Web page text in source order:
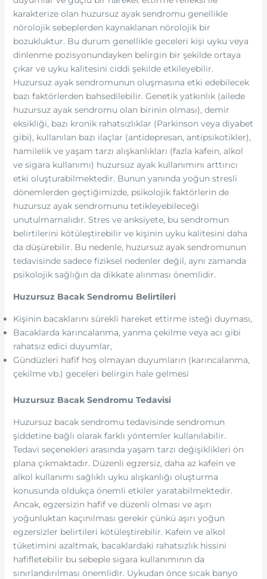
karakterize olan huzursuz ayak sendromu genellikle
nörolojik sebeplerden kaynaklanan nörolojik bir
bozukluktur. Bu durum genellikle geceleri kişi uyku veya
dinlenme pozisyonundayken belirgin bir şekilde ortaya
çıkar ve uyku kalitesini ciddi şekilde etkileyebilir.
Huzursuz ayak sendromunun oluşmasına etki edebilecek
bazı faktörlerden bahsedilebilir. Genetik yatkınlık (ailede
huzursuz ayak sendromu olan birinin olması), demir
eksikliği, bazı kronik rahatsızlıklar (Parkinson veya diyabet
gibi), kullanılan bazı ilaçlar (antidepresan, antipsikotikler),
hamilelik ve yaşam tarzı alışkanlıkları (fazla kafein, alkol
ve sigara kullanımı) huzursuz ayak kullanımını arttırıcı
etki oluşturabilmektedir. Bunun yanında yoğun stresli
dönemlerden geçtiğimizde, psikolojik faktörlerin de
huzursuz ayak sendromunu tetikleyebileceği
unutulmamalıdır. Stres ve anksiyete, bu sendromun
belirtilerini kötüleştirebilir ve kişinin uyku kalitesini daha
da düşürebilir. Bu nedenle, huzursuz ayak sendromunun
tedavisinde sadece fiziksel nedenler değil, aynı zamanda
psikolojik sağlığın da dikkate alınması önemlidir.
Huzursuz Bacak Sendromu Belirtileri
Kişinin bacaklarını sürekli hareket ettirme isteği duyması,
Bacaklarda karıncalanma, yanma çekilme veya acı gibi
rahatsız edici duyumlar,
Gündüzleri hafif hoş olmayan duyumların (karıncalanma,
çekilme vb.) geceleri belirgin hale gelmesi
Huzursuz Bacak Sendromu Tedavisi
Huzursuz bacak sendromu tedavisinde sendromun
şiddetine bağlı olarak farklı yöntemler kullanılabilir.
Tedavi seçenekleri arasında yaşam tarzı değişiklikleri ön
plana çıkmaktadır. Düzenli egzersiz, daha az kafein ve
alkol kullanımı sağlıklı uyku alışkanlığı oluşturma
konusunda oldukça önemli etkiler yaratabilmektedir.
Ancak, egzersizin hafif ve düzenli olması ve aşırı
yoğunluktan kaçınılması gerekir çünkü aşırı yoğun
egzersizler belirtileri kötüleştirebilir. Kafein ve alkol
tüketimini azaltmak, bacaklardaki rahatsızlık hissini
hafifletebilir bu sebeple sigara kullanımının da
sınırlandırılması önemlidir. Uykudan önce sıcak banyo